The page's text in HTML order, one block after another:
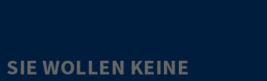
SIE WOLLEN KEINE